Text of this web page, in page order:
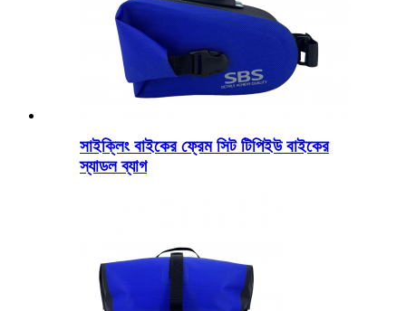
সাইক্লিং বাইকের ফ্রেম সিট টিপিইউ বাইকের
স্যাডল ব্যাগ